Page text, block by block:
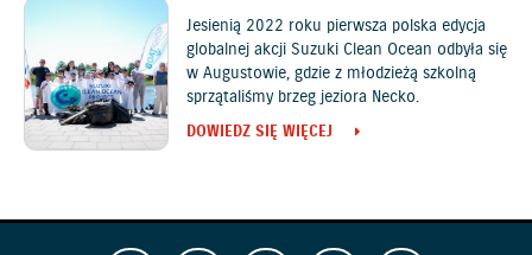
Jesienią 2022 roku pierwsza polska edycja
globalnej akcji Suzuki Clean Ocean odbyła się
w Augustowie, gdzie z młodzieżą szkolną
sprzątaliśmy brzeg jeziora Necko.
DOWIEDZ SIĘ WIĘCEJ